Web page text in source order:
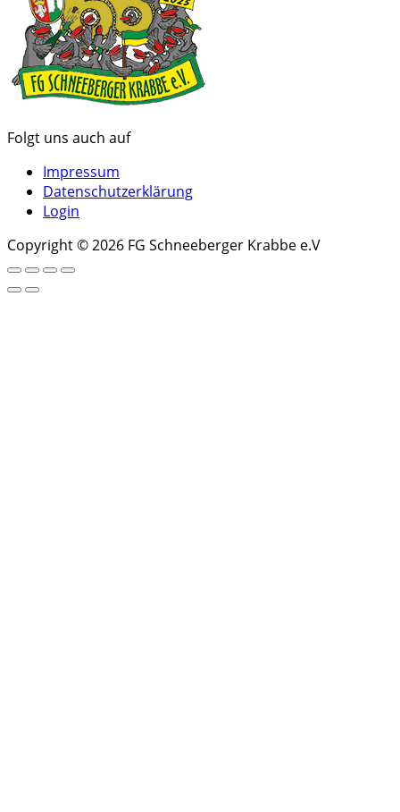
Folgt uns auch auf
Impressum
Datenschutzerklärung
Login
Copyright © 2026 FG Schneeberger Krabbe e.V